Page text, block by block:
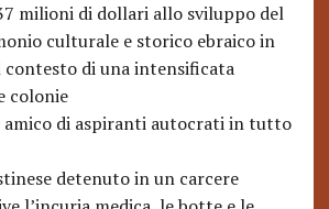
milioni di dollari allo sviluppo del
culturale e storico ebraico in
contesto di una intensificata
colonie
amico di aspiranti autocrati in tutto
detenuto in un carcere